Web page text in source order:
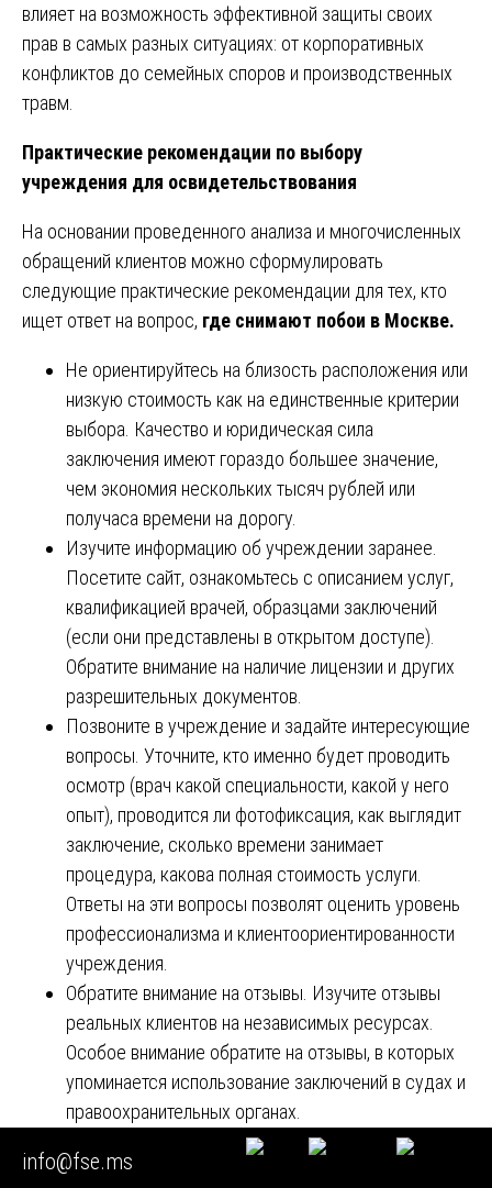
влияет на возможность эффективной защиты своих
прав в самых разных ситуациях: от корпоративных
конфликтов до семейных споров и производственных
травм.
Практические рекомендации по выбору
учреждения для освидетельствования
На основании проведенного анализа и многочисленных
обращений клиентов можно сформулировать
следующие практические рекомендации для тех, кто
ищет ответ на вопрос, где снимают побои в Москве.
Не ориентируйтесь на близость расположения или
низкую стоимость как на единственные критерии
выбора. Качество и юридическая сила
заключения имеют гораздо большее значение,
чем экономия нескольких тысяч рублей или
получаса времени на дорогу.
Изучите информацию об учреждении заранее.
Посетите сайт, ознакомьтесь с описанием услуг,
квалификацией врачей, образцами заключений
(если они представлены в открытом доступе).
Обратите внимание на наличие лицензии и других
разрешительных документов.
Позвоните в учреждение и задайте интересующие
вопросы. Уточните, кто именно будет проводить
осмотр (врач какой специальности, какой у него
опыт), проводится ли фотофиксация, как выглядит
заключение, сколько времени занимает
процедура, какова полная стоимость услуги.
Ответы на эти вопросы позволят оценить уровень
профессионализма и клиентоориентированности
учреждения.
Обратите внимание на отзывы. Изучите отзывы
реальных клиентов на независимых ресурсах.
Особое внимание обратите на отзывы, в которых
упоминается использование заключений в судах и
правоохранительных органах.
При возможности проконсультируйтесь с
юристом. Если у вас есть адвокат или юрист,
info@fse.ms